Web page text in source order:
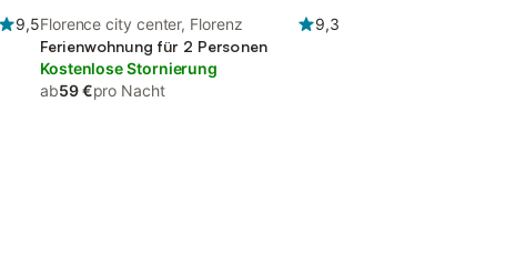
9,5Florence city center, Florenz
9,3
Ferienwohnung für 2 Personen
Kostenlose Stornierung
ab59 €pro Nacht